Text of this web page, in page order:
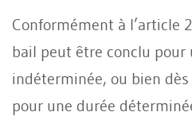
Conformément à l’article
bail peut être conclu pour
indéterminée, ou bien
pour une durée